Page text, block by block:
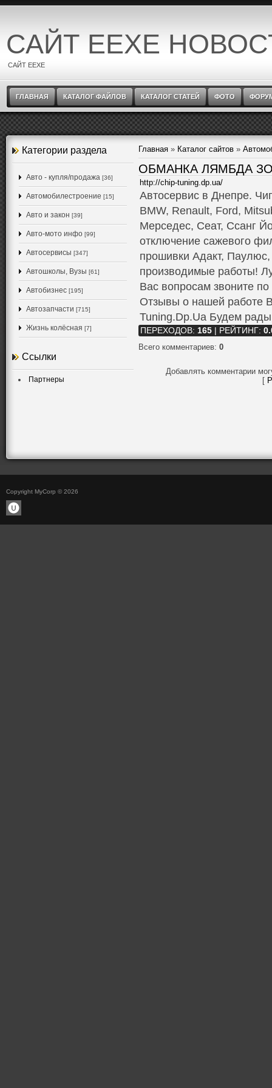
САЙТ EEXE
САЙТ EEXE
ГЛАВНАЯ КАТАЛОГ ФАЙЛОВ КАТАЛОГ СТАТЕЙ ФОТО
Категории раздела
Авто - купля/продажа [36]
Автомобилестроение [15]
Авто и закон [39]
Авто-мото инфо [99]
Автосервисы [347]
Автошколы, Вузы [61]
Автобизнес [195]
Автозапчасти [715]
Жизнь колёсная [7]
Ссылки
Партнеры
Главная » Каталог сайтов »
ОБМАНКА ЛЯМБДА
http://chip-tuning.dp.ua/
Автосервис в Днепре.
BMW, Renault, Ford,
Мерседес, Сеат, Ссанг
отключение сажевого
прошивки Адакт,
производимые работы!
Вас вопросам звоните
Отзывы о нашей работе
Tuning.Dp.Ua Будем рады
ПЕРЕХОДОВ: 165 РЕЙТИНГ:
Всего комментариев: 0
Добавлять комментарии
[
Copyright MyCorp © 2026